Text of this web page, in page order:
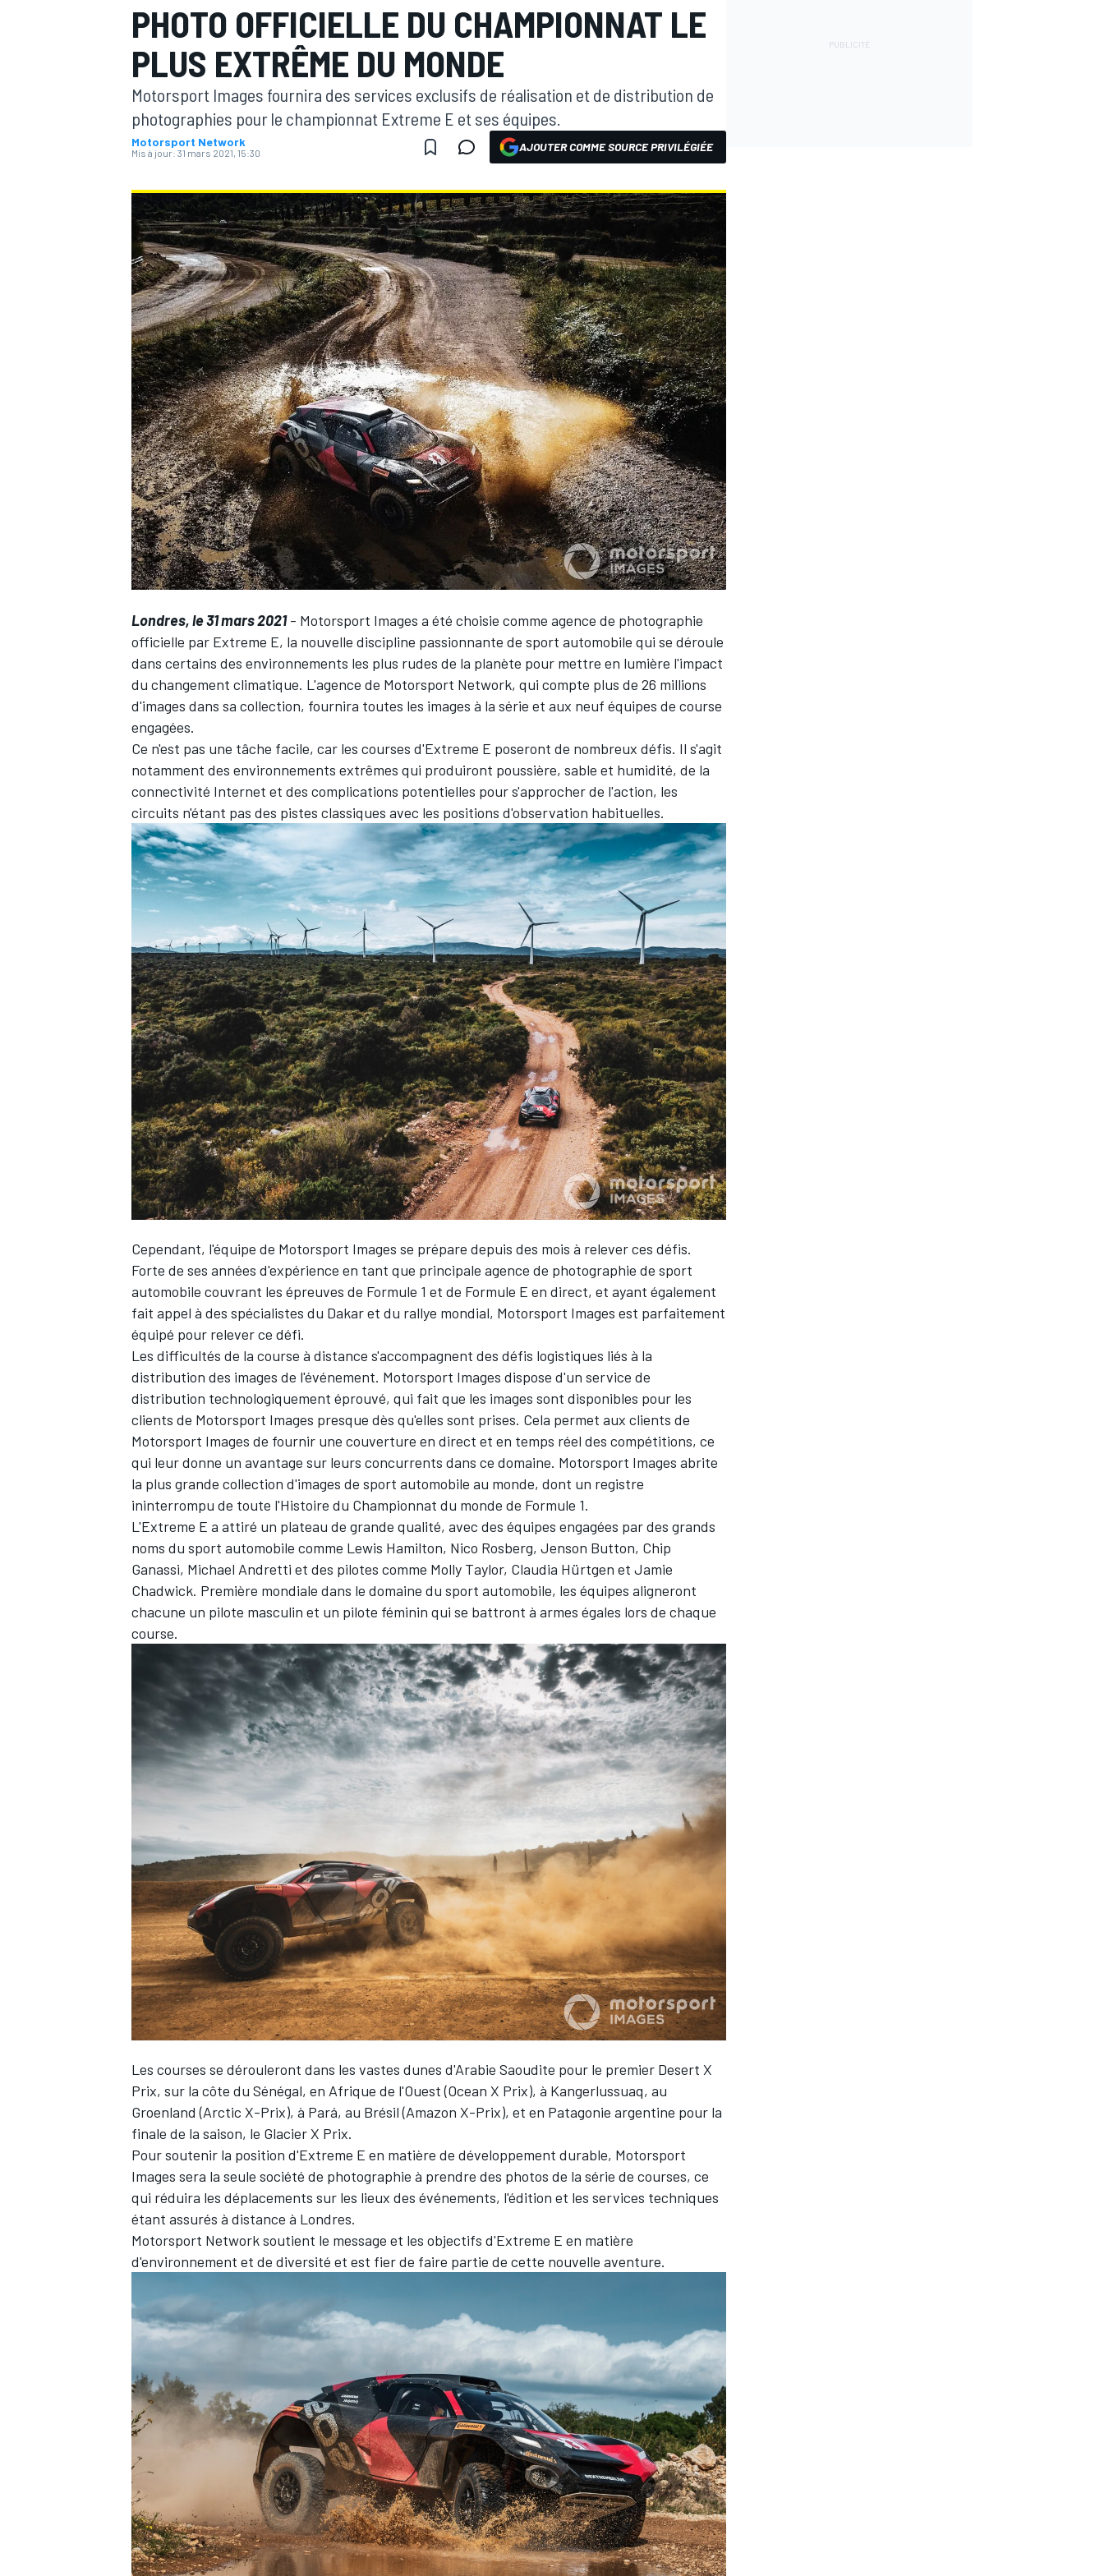
MOTOGP
WRC
WEC
AUTRES CHAMPIONNATS
PHOTO OFFICIELLE DU CHAMPIONNAT LE
PLUS EXTRÊME DU MONDE
Motorsport Images fournira des services exclusifs de réalisation et de distribution de
photographies pour le championnat Extreme E et ses équipes.
Motorsport Network
Mis à jour: 31 mars 2021, 15:30 AJOUTER COMME SOURCE PRIVILÉGIÉE
Londres, le 31 mars 2021- Motorsport Images a été choisie comme agence de photographie
officielle par Extreme E, la nouvelle discipline passionnante de sport automobile qui se déroule
dans certains des environnements les plus rudes de la planète pour mettre en lumière l'impact
du changement climatique. L'agence de Motorsport Network, qui compte plus de 26 millions
d'images dans sa collection, fournira toutes les images à la série et aux neuf équipes de course
engagées.
Ce n'est pas une tâche facile, car les courses d'Extreme E poseront de nombreux défis. Il s'agit
notamment des environnements extrêmes qui produiront poussière, sable et humidité, de la
connectivité Internet et des complications potentielles pour s'approcher de l'action, les
circuits n'étant pas des pistes classiques avec les positions d'observation habituelles.
Cependant, l'équipe de Motorsport Images se prépare depuis des mois à relever ces défis.
Forte de ses années d'expérience en tant que principale agence de photographie de sport
automobile couvrant les épreuves de Formule 1 et de Formule E en direct, et ayant également
fait appel à des spécialistes du Dakar et du rallye mondial, Motorsport Images est parfaitement
équipé pour relever ce défi.
Les difficultés de la course à distance s'accompagnent des défis logistiques liés à la
distribution des images de l'événement. Motorsport Images dispose d'un service de
distribution technologiquement éprouvé, qui fait que les images sont disponibles pour les
clients de Motorsport Images presque dès qu'elles sont prises. Cela permet aux clients de
Motorsport Images de fournir une couverture en direct et en temps réel des compétitions, ce
qui leur donne un avantage sur leurs concurrents dans ce domaine. Motorsport Images abrite
la plus grande collection d'images de sport automobile au monde, dont un registre
ininterrompu de toute l'Histoire du Championnat du monde de Formule 1.
L'Extreme E a attiré un plateau de grande qualité, avec des équipes engagées par des grands
noms du sport automobile comme Lewis Hamilton, Nico Rosberg, Jenson Button, Chip
Ganassi, Michael Andretti et des pilotes comme Molly Taylor, Claudia Hürtgen et Jamie
Chadwick. Première mondiale dans le domaine du sport automobile, les équipes aligneront
chacune un pilote masculin et un pilote féminin qui se battront à armes égales lors de chaque
course.
Les courses se dérouleront dans les vastes dunes d'Arabie Saoudite pour le premier Desert X
Prix, sur la côte du Sénégal, en Afrique de l'Ouest (Ocean X Prix), à Kangerlussuaq, au
Groenland (Arctic X-Prix), à Pará, au Brésil (Amazon X-Prix), et en Patagonie argentine pour la
finale de la saison, le Glacier X Prix.
Pour soutenir la position d'Extreme E en matière de développement durable, Motorsport
Images sera la seule société de photographie à prendre des photos de la série de courses, ce
qui réduira les déplacements sur les lieux des événements, l'édition et les services techniques
étant assurés à distance à Londres.
Motorsport Networksoutient le message et les objectifs d'Extreme E en matière
d'environnement et de diversité et est fier de faire partie de cette nouvelle aventure.